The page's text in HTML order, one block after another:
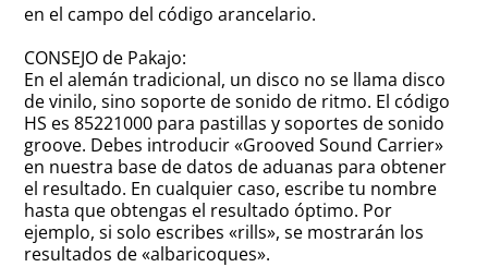
en el campo del código arancelario.
CONSEJO de Pakajo:
En el alemán tradicional, un disco no se llama disco
de vinilo, sino soporte de sonido de ritmo. El código
HS es 85221000 para pastillas y soportes de sonido
groove. Debes introducir «Grooved Sound Carrier»
en nuestra base de datos de aduanas para obtener
el resultado. En cualquier caso, escribe tu nombre
hasta que obtengas el resultado óptimo. Por
ejemplo, si solo escribes «rills», se mostrarán los
resultados de «albaricoques».